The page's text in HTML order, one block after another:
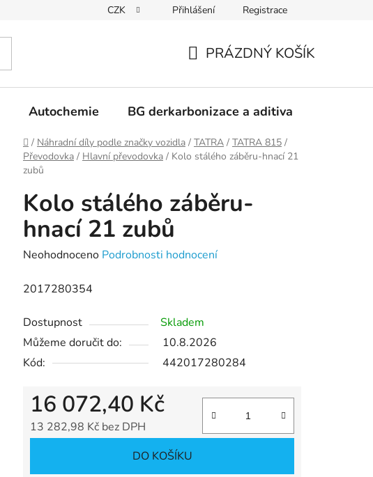
CZK Přihlášení Registrace
KOŠÍK
PRÁZDNÝ KOŠÍK
Autochemie BG derkarbonizace a aditiva
Domů
/ Náhradní díly podle značky vozidla / TATRA / TATRA 815 /
Převodovka / Hlavní převodovka / Kolo stálého záběru-hnací 21
zubů
Kolo stálého záběru-
hnací 21 zubů
Průměrné
produktu
0,0
z
5
Neohodnoceno Podrobnosti hodnocení
2017280354
Dostupnost
Skladem
Můžeme doručit do:
10.8.2026
Kód:
442017280284
16 072,40 Kč
13 282,98 Kč bez DPH
DO KOŠÍKU